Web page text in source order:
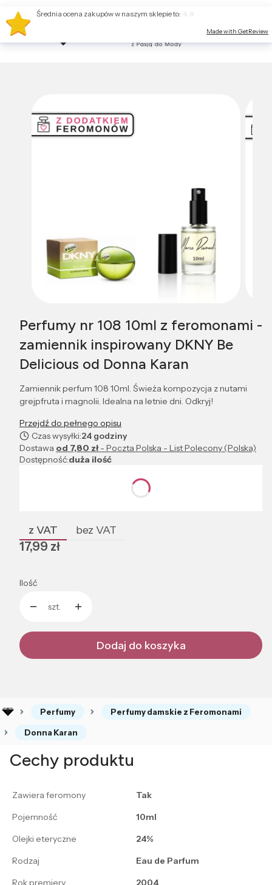
Perfumy nr 108 10ml z feromonami -
zamiennik inspirowany DKNY Be
Delicious od Donna Karan
Zamiennik perfum 108 10ml. Świeża kompozycja z nutami
grejpfruta i magnolii. Idealna na letnie dni. Odkryj!
Przejdź do pełnego opisu
Czas wysyłki:24 godziny
Dostawa od 7,80 zł- Poczta Polska - List Polecony (Polska)
Dostępność:duża ilość
Poszczególne warianty mogą różnić się ceną
z VAT bez VAT
Cena
17,99 zł
Ilość
szt.
Dodaj do koszyka
Perfumy Perfumy damskie z Feromonami
Donna Karan
Cechy produktu
Zawiera feromony
Tak
Pojemność
10ml
Olejki eteryczne
24%
Rodzaj
Eau de Parfum
Rok premiery
2004
Średnia ocena zakupów w naszym sklepie to:
Made with GetReview